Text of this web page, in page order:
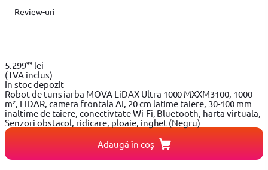
Review-uri
5.29999 lei
(TVA inclus)
In stoc depozit
Robot de tuns iarba MOVA LiDAX Ultra 1000 MXXM3100, 1000
m², LiDAR, camera frontala AI, 20 cm latime taiere, 30-100 mm
inaltime de taiere, conectivtate Wi-Fi, Bluetooth, harta virtuala,
Senzori obstacol, ridicare, ploaie, inghet (Negru)
Adaugă în coș